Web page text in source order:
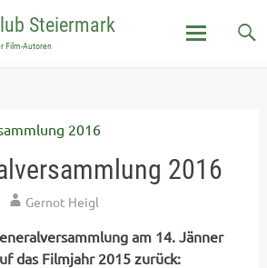
Steiermark
Film-Autoren
2016
Gernot Heigl
am 14. Jänner
das Filmjahr 2015 zurück: